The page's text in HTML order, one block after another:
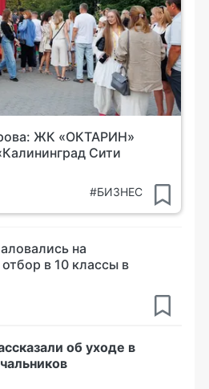
ЖК «ОКТАРИН»
Сити
#БИЗНЕС
на
в 10 классы в
об уходе в